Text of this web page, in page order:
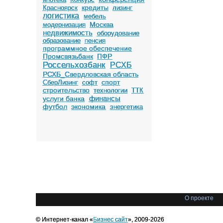
Красноярск кредиты лизинг
логистика
мебель
модернизация
Москва
недвижимость оборудование
образование пенсия
программное обеспечение
Промсвязьбанк ПФР
Россельхозбанк РСХБ
РСХБ_Свердловская область
СберЛизинг софт спорт
строительство технологии ТТК
услуги банка финансы
футбол экономика энергетика
О проекте
© Интернет-канал «Бизнес сайт», 2009-2026